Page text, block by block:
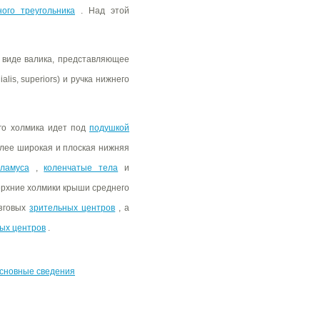
треугольника . Над этой
валика, представляющее
superiors) и ручка нижнего
холмика идет подподушкой
широкая и плоская нижняя
,коленчатые тела и
холмики крыши среднего
зрительных центров , а
центров .
сведения